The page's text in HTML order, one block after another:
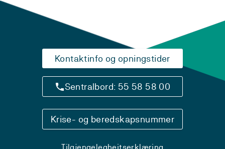
Kontaktinfo og opningstider
Sentralbord: 55 58 58 00
Krise- og beredskapsnummer